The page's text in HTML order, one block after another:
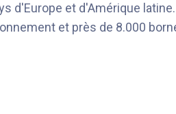
d'Europe et d'Amérique
et près de 8.000